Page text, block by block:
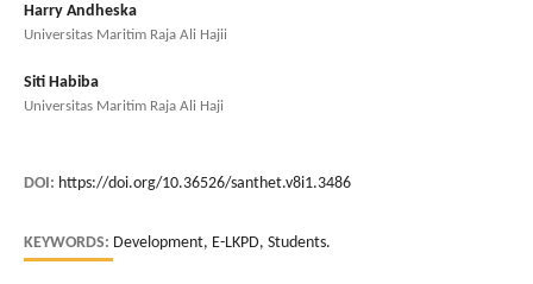
Harry Andheska
Universitas Maritim Raja Ali Hajii
Siti Habiba
Universitas Maritim Raja Ali Haji
DOI: https://doi.org/10.36526/santhet.v8i1.3486
KEYWORDS: Development, E-LKPD, Students.